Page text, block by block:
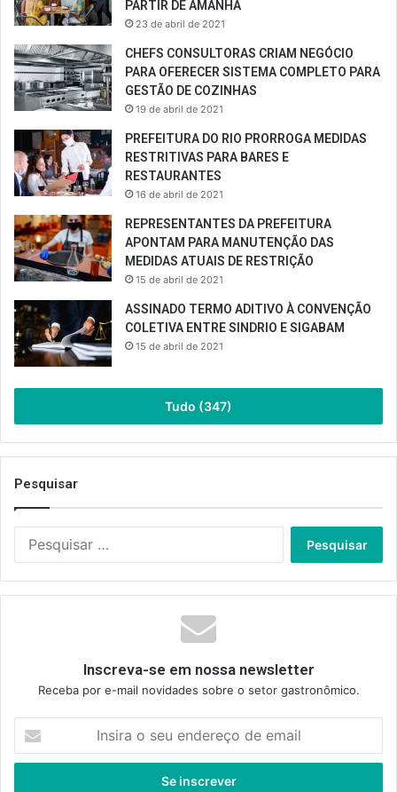
PARTIR DE AMANHÃ
23 de abril de 2021
CHEFS CONSULTORAS CRIAM NEGÓCIO
PARA OFERECER SISTEMA COMPLETO PARA
GESTÃO DE COZINHAS
19 de abril de 2021
PREFEITURA DO RIO PRORROGA MEDIDAS
RESTRITIVAS PARA BARES E
RESTAURANTES
16 de abril de 2021
REPRESENTANTES DA PREFEITURA
APONTAM PARA MANUTENÇÃO DAS
MEDIDAS ATUAIS DE RESTRIÇÃO
15 de abril de 2021
ASSINADO TERMO ADITIVO À CONVENÇÃO
COLETIVA ENTRE SINDRIO E SIGABAM
15 de abril de 2021
Tudo (347)
Pesquisar
Inscreva-se em nossa newsletter
Receba por e-mail novidades sobre o setor gastronômico.
seu